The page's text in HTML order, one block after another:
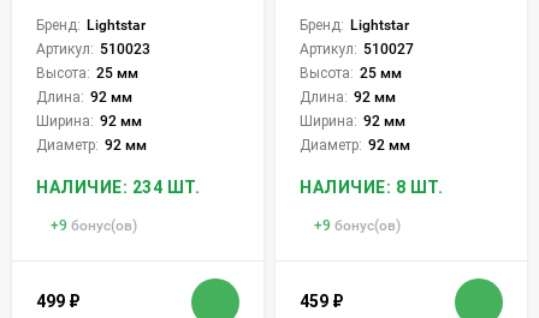
Бренд: Lightstar
Артикул: 510023
Высота: 25 мм
Длина: 92 мм
Ширина: 92 мм
Диаметр: 92 мм
НАЛИЧИЕ: 234 ШТ.
+9 бонус(ов)
499 ₽
Бренд: Lightstar
Артикул: 510027
Высота: 25 мм
Длина: 92 мм
Ширина: 92 мм
Диаметр: 92 мм
НАЛИЧИЕ: 8 ШТ.
+9 бонус(ов)
459 ₽